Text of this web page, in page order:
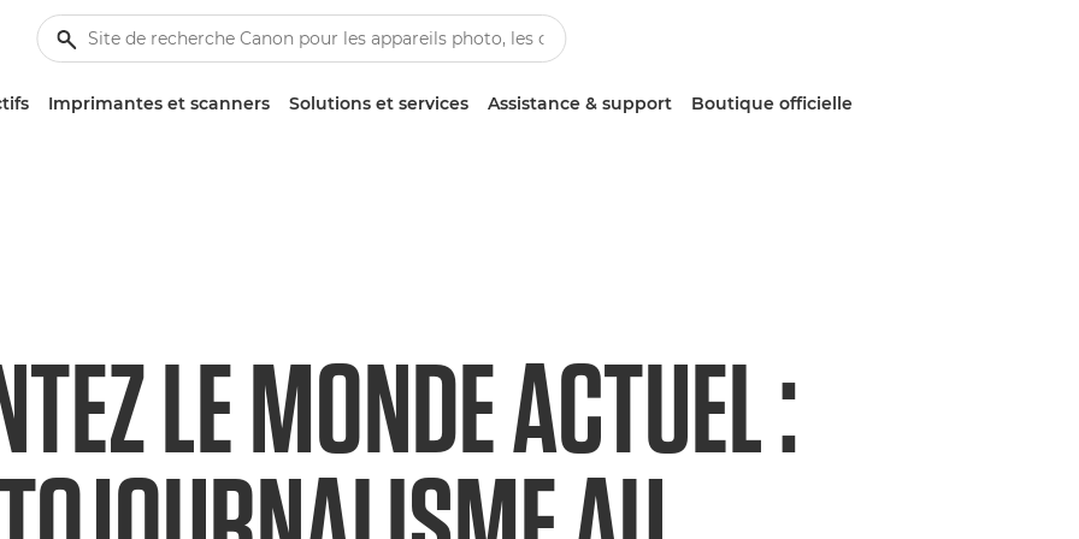
Imprimantes et scanners Solutions et services Assistance & support Boutique officielle
LE MONDE ACTUEL :